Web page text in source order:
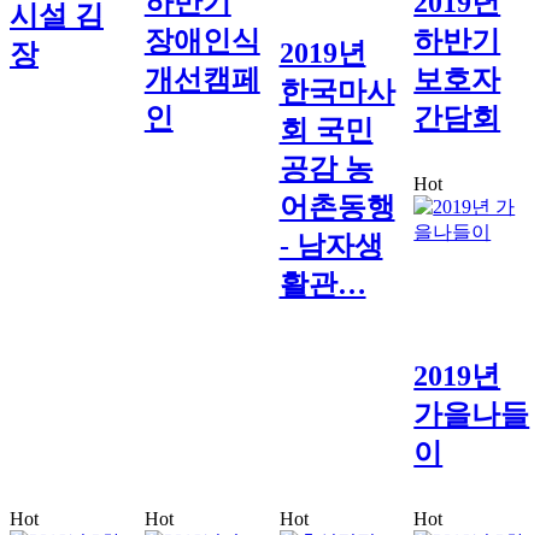
시설 김
장
장애인식
개선캠페
인
2019년
한국마사
회 국민
공감 농
어촌동행
- 남자생
활관…
하반기
보호자
간담회
Hot
2019년
가을나들
이
Hot Hot Hot Hot